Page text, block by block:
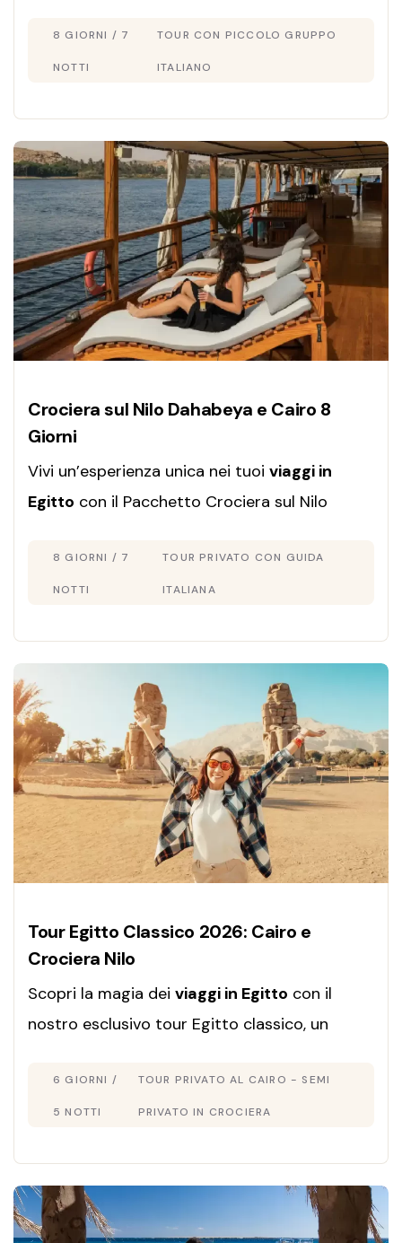
prossimiViaggi in Egitto!
8 GIORNI / 7
NOTTI
TOUR CON PICCOLO GRUPPO
ITALIANO
Crociera sul Nilo Dahabeya e Cairo 8
Giorni
Vivi un’esperienza unica nei tuoi viaggi in
Egitto con il Pacchetto Crociera sul Nilo
guida italiana, soggiorno di lusso e itinerario
personalizzato secondo le tue esigenze.
8 GIORNI / 7
NOTTI
TOUR PRIVATO CON GUIDA
ITALIANA
Tour Egitto Classico 2026: Cairo e
Crociera Nilo
Scopri la magia dei viaggi in Egitto con il
nostro esclusivo tour Egitto classico, un
e relax lungo il Nilo.
6 GIORNI /
5 NOTTI
TOUR PRIVATO AL CAIRO - SEMI
PRIVATO IN CROCIERA